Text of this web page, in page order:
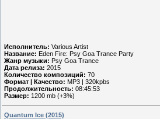
Исполнитель: Various Artist
Название: Eden Fire: Psy Goa Trance Party
Жанр музыки: Psy Goa Trance
Дата релиза: 2015
Количество композиций: 70
Формат | Качество: MP3 | 320kpbs
Продолжительность: 08:45:53
Размер: 1200 mb (+3%)
Quantum Ice (2015)